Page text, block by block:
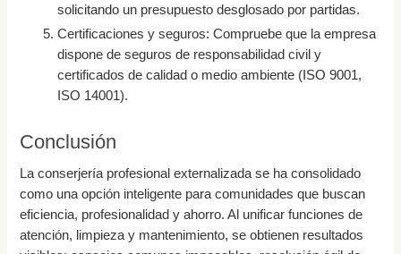
solicitando un presupuesto desglosado por partidas.
Certificaciones y seguros: Compruebe que la empresa
dispone de seguros de responsabilidad civil y
certificados de calidad o medio ambiente (ISO 9001,
ISO 14001).
Conclusión
La conserjería profesional externalizada se ha consolidado
como una opción inteligente para comunidades que buscan
eficiencia, profesionalidad y ahorro. Al unificar funciones de
atención, limpieza y mantenimiento, se obtienen resultados